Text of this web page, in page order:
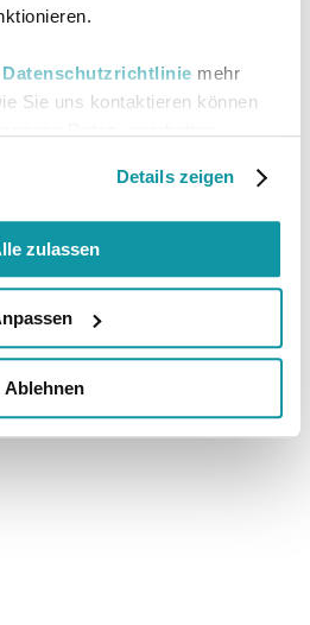
Datenschutzrichtlinie mehr
Sie uns kontaktieren können
Details zeigen
zulassen
Ablehnen